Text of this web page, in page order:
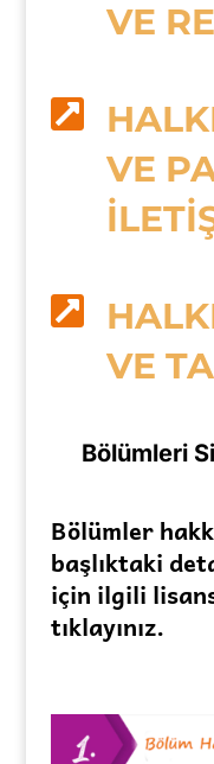
VE

VE

VE
Bölümleri
Bölümler
başlıktaki
için ilgili
tıklayınız.